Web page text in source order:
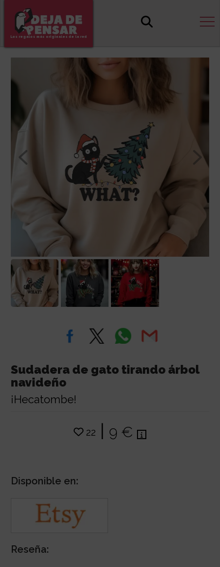
Los regalos más originales de la red
Sudadera de gato tirando árbol
navideño
¡Hecatombe!
22 | 9 €
Disponible en:
Reseña: